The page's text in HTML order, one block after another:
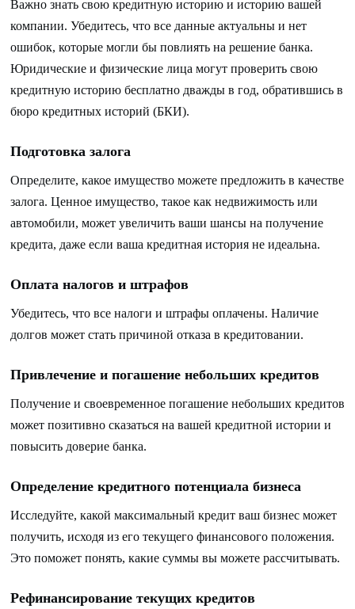
Важно знать свою кредитную историю и историю вашей
компании. Убедитесь, что все данные актуальны и нет
ошибок, которые могли бы повлиять на решение банка.
Юридические и физические лица могут проверить свою
кредитную историю бесплатно дважды в год, обратившись в
бюро кредитных историй (БКИ).
Подготовка залога
Определите, какое имущество можете предложить в качестве
залога. Ценное имущество, такое как недвижимость или
автомобили, может увеличить ваши шансы на получение
кредита, даже если ваша кредитная история не идеальна.
Оплата налогов и штрафов
Убедитесь, что все налоги и штрафы оплачены. Наличие
долгов может стать причиной отказа в кредитовании.
Привлечение и погашение небольших кредитов
Получение и своевременное погашение небольших кредитов
может позитивно сказаться на вашей кредитной истории и
повысить доверие банка.
Определение кредитного потенциала бизнеса
Исследуйте, какой максимальный кредит ваш бизнес может
получить, исходя из его текущего финансового положения.
Это поможет понять, какие суммы вы можете рассчитывать.
Рефинансирование текущих кредитов